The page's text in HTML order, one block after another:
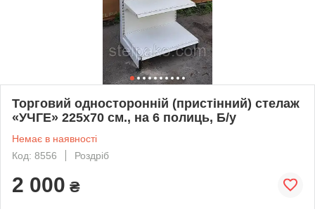
Торговий односторонній (пристінний) стелаж
«УЧГЕ» 225х70 см., на 6 полиць, Б/у
Немає в наявності
Код: 8556
Роздріб
2 000 ₴